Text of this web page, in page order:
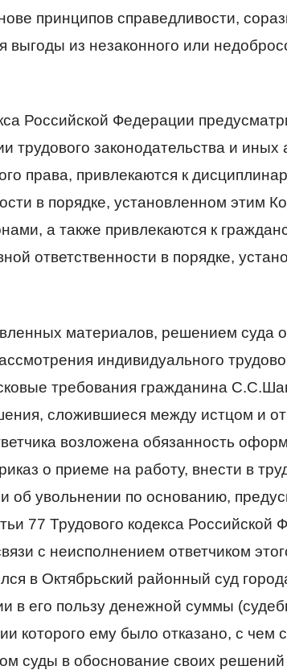
принципов справедливости,
выгоды из незаконного или
Российской Федерации
трудового законодательства и иных
права, привлекаются к
в порядке, установленном этим
а также привлекаются к
ответственности в порядке,
материалов, решением суда
индивидуального
требования гражданина
сложившиеся между истцом и
возложена обязанность
о приеме на работу, внести в
об увольнении по основанию,
77 Трудового кодекса Российской
с неисполнением ответчиком
в Октябрьский районный суд
в его пользу денежной суммы
которого ему было отказано, с чем
суды в обоснование своих решений